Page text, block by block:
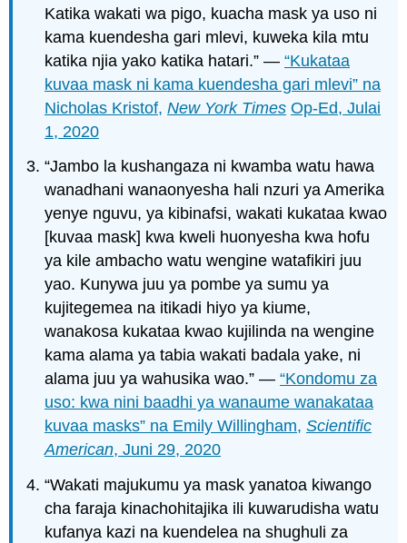
Katika wakati wa pigo, kuacha mask ya uso ni
kama kuendesha gari mlevi, kuweka kila mtu
katika njia yako katika hatari.” —“Kukataa
kuvaa mask ni kama kuendesha gari mlevi” na
Nicholas Kristof, New York Times Op-Ed, Julai
1, 2020
“Jambo la kushangaza ni kwamba watu hawa
wanadhani wanaonyesha hali nzuri ya Amerika
yenye nguvu, ya kibinafsi, wakati kukataa kwao
[kuvaa mask] kwa kweli huonyesha kwa hofu
ya kile ambacho watu wengine watafikiri juu
yao. Kunywa juu ya pombe ya sumu ya
kujitegemea na itikadi hiyo ya kiume,
wanakosa kukataa kwao kujilinda na wengine
kama alama ya tabia wakati badala yake, ni
alama juu ya wahusika wao.” —“Kondomu za
uso: kwa nini baadhi ya wanaume wanakataa
kuvaa masks” na Emily Willingham, Scientific
American, Juni 29, 2020
“Wakati majukumu ya mask yanatoa kiwango
cha faraja kinachohitajika ili kuwarudisha watu
kufanya kazi na kuendelea na shughuli za